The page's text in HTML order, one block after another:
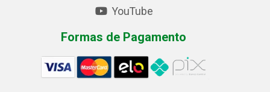
YouTube
Formas de Pagamento